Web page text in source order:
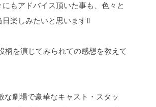
もアドバイス頂いた事も、色々と
楽しみたいと思います‼
柄を演じてみられての感想を教えて
な劇場で豪華なキャスト・スタッ